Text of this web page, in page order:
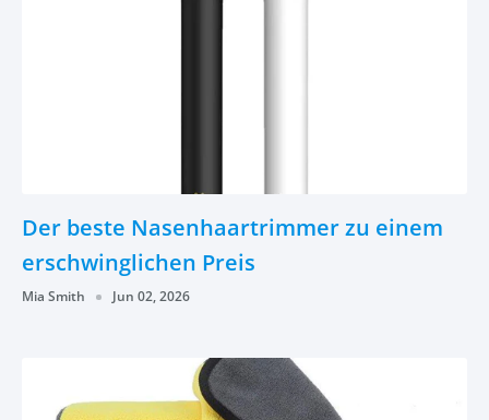
Der beste Nasenhaartrimmer zu einem
erschwinglichen Preis
Mia Smith Jun 02, 2026